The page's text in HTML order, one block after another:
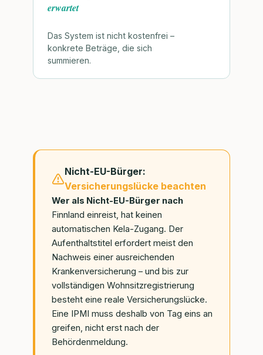
erwartet
Das System ist nicht kostenfrei –
konkrete Beträge, die sich
summieren.
Nicht-EU-Bürger:
Versicherungslücke beachten
Wer als Nicht-EU-Bürger nach
Finnland einreist, hat keinen
automatischen Kela-Zugang. Der
Aufenthaltstitel erfordert meist den
Nachweis einer ausreichenden
Krankenversicherung – und bis zur
vollständigen Wohnsitzregistrierung
besteht eine reale Versicherungslücke.
Eine IPMI muss deshalb von Tag eins an
greifen, nicht erst nach der
Behördenmeldung.